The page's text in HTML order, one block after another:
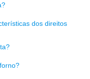
dos direitos